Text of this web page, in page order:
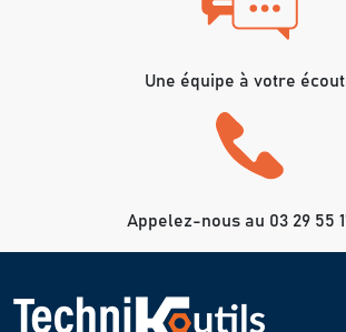
Une équipe à votre
Appelez-nous au 03 29 55